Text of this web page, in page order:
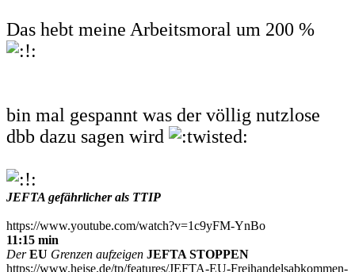
Das hebt meine Arbeitsmoral um 200 %
bin mal gespannt was der völlig nutzlose
dbb dazu sagen wird
JEFTA gefährlicher als TTIP
https://www.youtube.com/watch?v=1c9yFM-YnBo
11:15 min
Der EU Grenzen aufzeigen JEFTA STOPPEN
https://www.heise.de/tp/features/JEFTA-EU-Freihandelsabkommen-